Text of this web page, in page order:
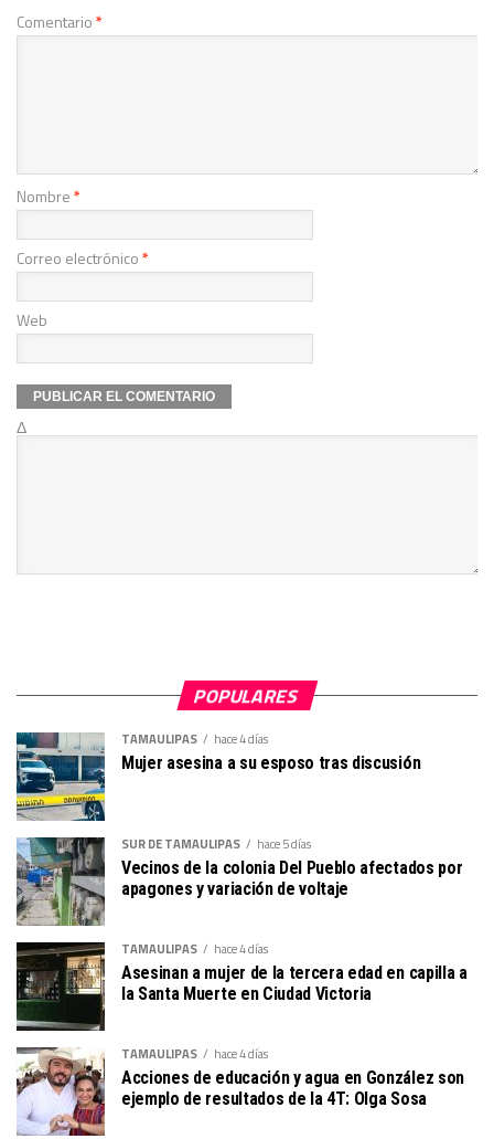
Comentario*
Nombre*
Correo electrónico*
Web
Δ
POPULARES
TAMAULIPAS hace 4 días
Mujer asesina a su esposo tras discusión
SUR DE TAMAULIPAS hace 5 días
Vecinos de la colonia Del Pueblo afectados por
apagones y variación de voltaje
TAMAULIPAS hace 4 días
Asesinan a mujer de la tercera edad en capilla a
la Santa Muerte en Ciudad Victoria
TAMAULIPAS hace 4 días
Acciones de educación y agua en González son
ejemplo de resultados de la 4T: Olga Sosa